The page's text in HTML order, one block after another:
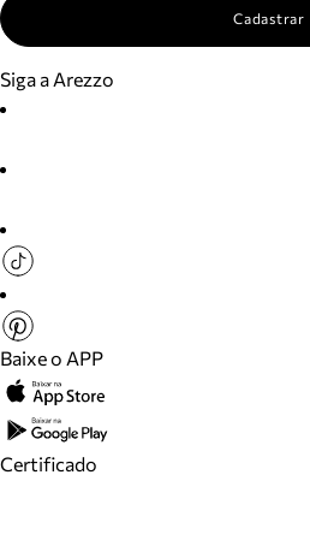
Cadastrar
Siga a Arezzo
Baixe o APP
Certificado